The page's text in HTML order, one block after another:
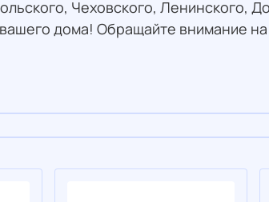
Чеховского, Ленинского,
дома! Обращайте внимание на